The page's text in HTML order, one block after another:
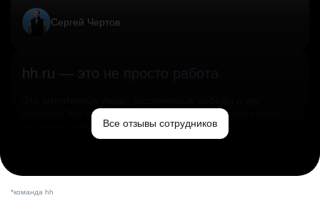
Сергей Чертов
hh.ru — это не просто работа
свободы. Мы помогаем миру и создаём лучший сервис
по поиску работы в стране.Все отзывы сотрудников
*команда hh